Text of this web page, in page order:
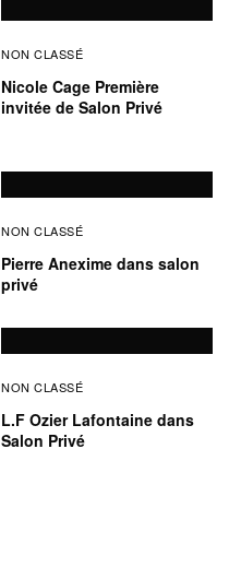
NON CLASSÉ
Nicole Cage Première
invitée de Salon Privé
NON CLASSÉ
Pierre Anexime dans salon
privé
NON CLASSÉ
L.F Ozier Lafontaine dans
Salon Privé